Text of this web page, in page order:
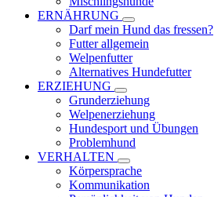
ERNÄHRUNG
Darf mein Hund das fressen?
Futter allgemein
Welpenfutter
Alternatives Hundefutter
ERZIEHUNG
Grunderziehung
Welpenerziehung
Hundesport und Übungen
Problemhund
VERHALTEN
Körpersprache
Kommunikation